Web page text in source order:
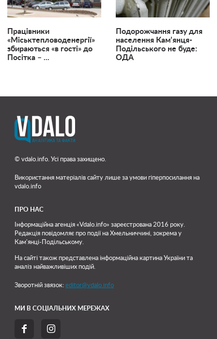
Працівники
«Міськтепловоденергії»
збираються «в гості» до
Посітка – ...
Подорожчання газу для
населення Кам’янця-
Подільського не буде:
ОДА
© vdalo.info. Усі права захищено.
Використання матеріалів сайту лише за умови гіперпосилання на
vdalo.info
ПРО НАС
Інформаційна агенція «Vdalo.info» зареєстрована 2016 року.
Редакція повідомляє про події на Хмельниччині, зокрема у
Кам'янці-Подільському.
На сайті також представлена інформаційна картина України та
аналіз найважливіших подій.
Зворотній звязок: editor@vdalo.info
МИ В СОЦІАЛЬНИХ МЕРЕЖАХ
 